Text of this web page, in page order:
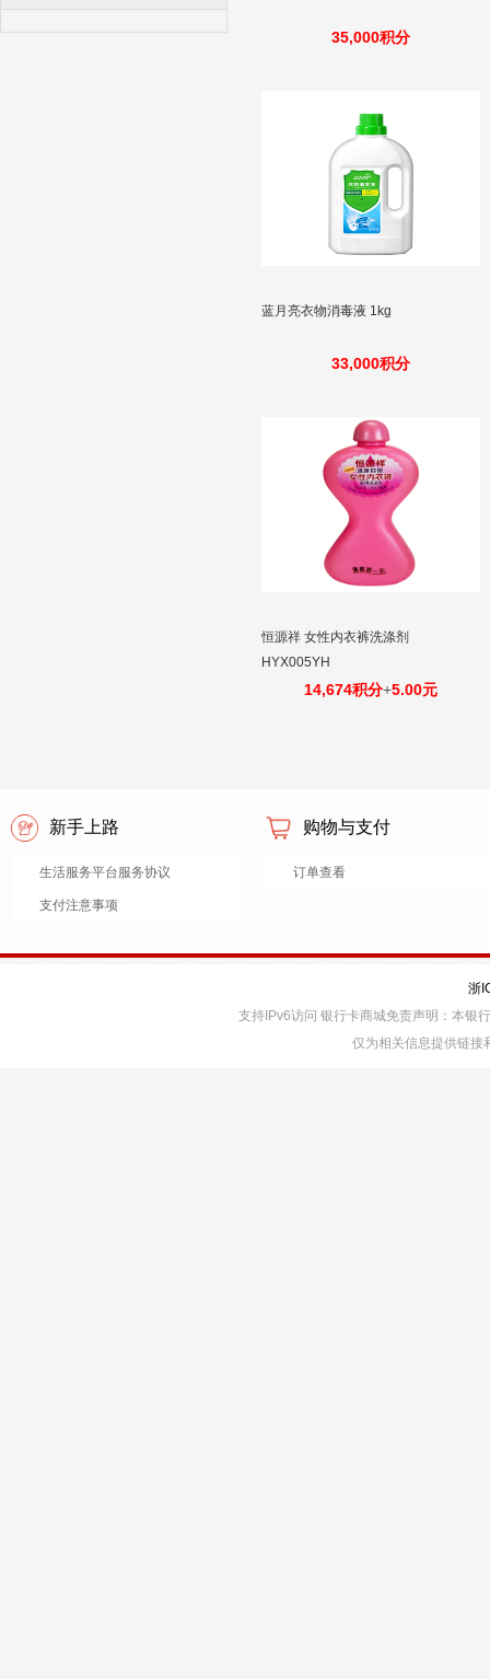
35,000积分
蓝月亮衣物消毒液 1kg
33,000积分
恒源祥 女性内衣裤洗涤剂
HYX005YH
14,674积分+5.00元
新手上路
生活服务平台服务协议
支付注意事项
购物与支付
订单查看
浙
支持IPv6访问 银行卡商城免责声明：本银
仅为相关信息提供链接